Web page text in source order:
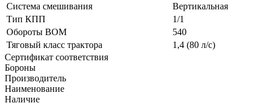
Система смешивания
Вертикальная
Тип КПП
1/1
Обороты ВОМ
540
Тяговый класс трактора
1,4 (80 л/с)
Сертификат соответствия
Бороны
Производитель
Наименование
Наличие